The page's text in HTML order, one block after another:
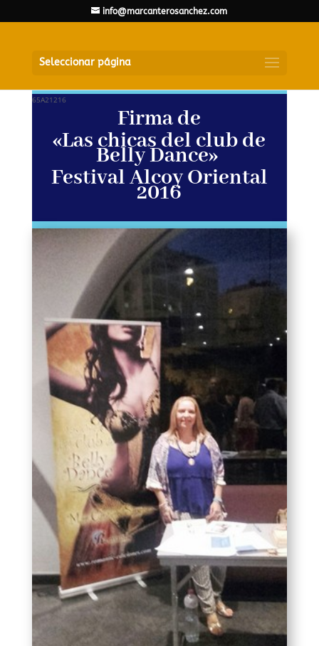
info@marcanterosanchez.com
Seleccionar página
65A21216
Firma de
«Las chicas del club de
Belly Dance»
Festival Alcoy Oriental
2016